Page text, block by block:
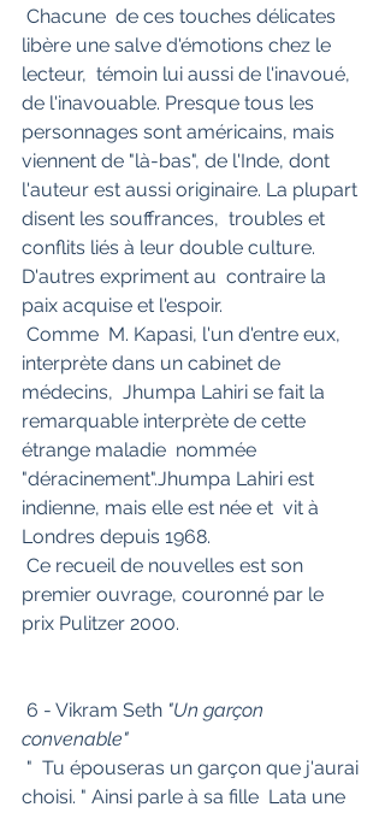
libère une salve d'émotions chez le
lecteur,  témoin lui aussi de l'inavoué,
de l'inavouable. Presque tous les
personnages sont américains, mais
viennent de "là-bas", de l'Inde, dont
l'auteur est aussi originaire. La plupart
disent les souffrances,  troubles et
conflits liés à leur double culture.
D'autres expriment au  contraire la
paix acquise et l'espoir.
interprète dans un cabinet de
médecins,  Jhumpa Lahiri se fait la
remarquable interprète de cette
étrange maladie  nommée
"déracinement".Jhumpa Lahiri est
indienne, mais elle est née et  vit à
Londres depuis 1968.
premier ouvrage, couronné par le
prix Pulitzer 2000.
6 - Vikram Seth "Un garçon
convenable"
choisi. " Ainsi parle à sa fille  Lata une